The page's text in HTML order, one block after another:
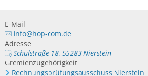
E-Mail
info@hop-com.de
Adresse
Schulstraße 18, 55283 Nierstein
Gremienzugehörigkeit
Rechnungsprüfungsausschuss Nierstein